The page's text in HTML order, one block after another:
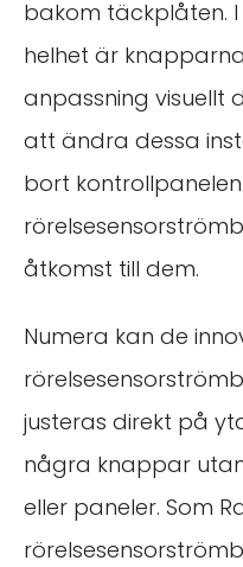
bakom täckplåten.
helhet är
anpassning visuellt
att ändra dessa
bort
åtkomst till dem.
Numera kan de
justeras direkt på
några knappar
eller paneler. Som